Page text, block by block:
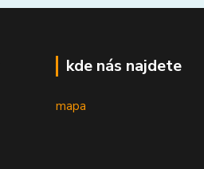
kde nás najdete
mapa